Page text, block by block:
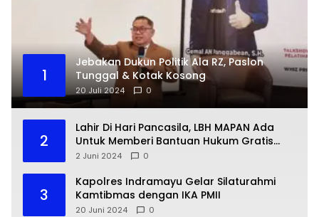
1
Jebakan Dukun Politik Ala RZ, Paslon
Tunggal & Kotak Kosong
20 Juli 2024 0
2
Lahir Di Hari Pancasila, LBH MAPAN Ada
Untuk Memberi Bantuan Hukum Gratis
Bagi Masyarakat Kurang Mampu
2 Juni 2024 0
3
Kapolres Indramayu Gelar Silaturahmi
Kamtibmas dengan IKA PMII
20 Juni 2024 0